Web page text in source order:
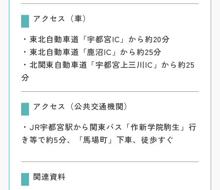
アクセス（車）
・東北自動車道「宇都宮IC」から約20分
・東北自動車道「鹿沼IC」から約25分
・北関東自動車道「宇都宮上三川IC」から約25
分
アクセス（公共交通機関）
・JR宇都宮駅から関東バス「作新学院駒生」行
き等で約5分、「馬場町」下車、徒歩すぐ
関連資料